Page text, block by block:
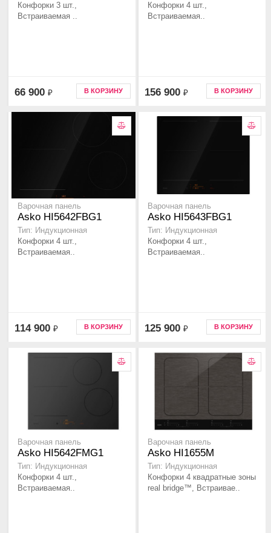
Конфорки 3 шт.,
Встраиваемая ..
66 900 ₽ В КОРЗИНУ
Конфорки 4 шт.,
Встраиваемая..
156 900 ₽ В КОРЗИНУ
Варочная панель
Asko HI5642FBG1
Тип: Индукционная
Конфорки 4 шт.,
Встраиваемая..
114 900 ₽ В КОРЗИНУ
Варочная панель
Asko HI5643FBG1
Тип: Индукционная
Конфорки 4 шт.,
Встраиваемая..
125 900 ₽ В КОРЗИНУ
Варочная панель
Asko HI5642FMG1
Тип: Индукционная
Конфорки 4 шт.,
Встраиваемая..
Варочная панель
Asko HI1655M
Тип: Индукционная
Конфорки 4 квадратные зоны
real bridge™, Встраивае..